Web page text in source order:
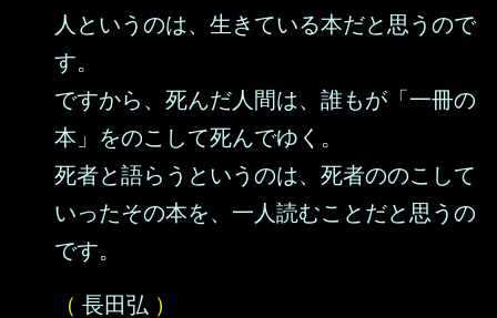
人というのは、生きている本だと思うので
す。
ですから、死んだ人間は、誰もが「一冊の
本」をのこして死んでゆく。
死者と語らうというのは、死者ののこして
いったその本を、一人読むことだと思うの
です。
（ 長田弘 ）